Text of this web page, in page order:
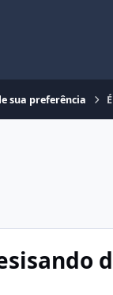
sua preferência